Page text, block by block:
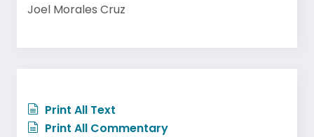
Joel Morales Cruz
Print All Text
Print All Commentary